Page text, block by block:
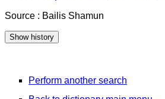
Source : Bailis Shamun
Perform another search